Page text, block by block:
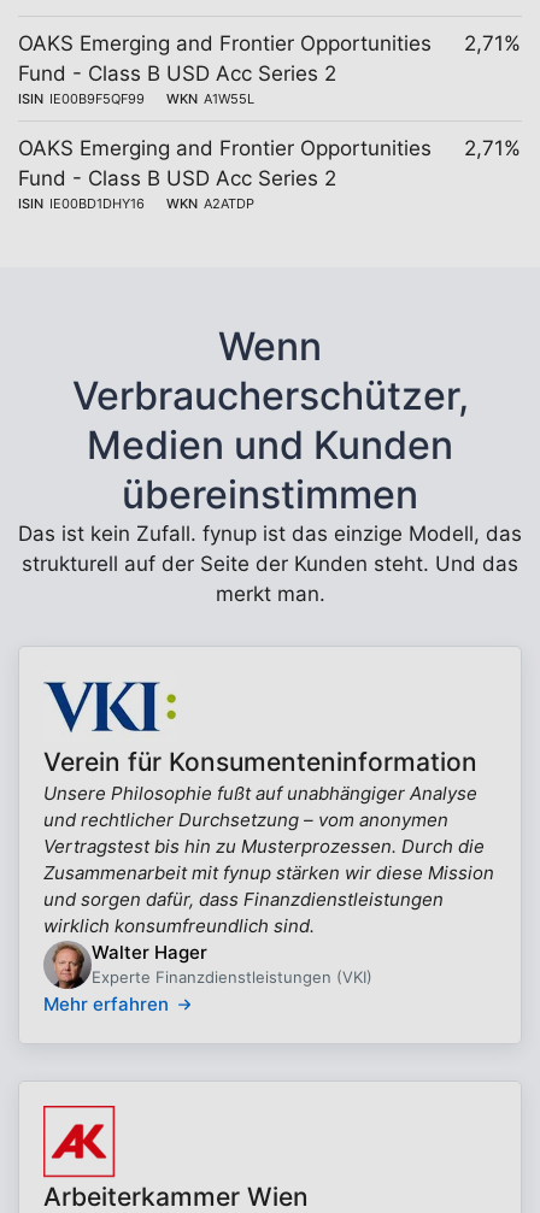
OAKS Emerging and Frontier Opportunities
Fund - Class B USD Acc Series 2
ISIN IE00B9F5QF99 WKN A1W55L
2,71%
OAKS Emerging and Frontier Opportunities
Fund - Class B USD Acc Series 2
ISIN IE00BD1DHY16 WKN A2ATDP
2,71%
Wenn
Verbraucherschützer,
Medien und Kunden
übereinstimmen
Das ist kein Zufall. fynup ist das einzige Modell, das
strukturell auf der Seite der Kunden steht. Und das
merkt man.
Verein für Konsumenteninformation
Unsere Philosophie fußt auf unabhängiger Analyse
und rechtlicher Durchsetzung – vom anonymen
Vertragstest bis hin zu Musterprozessen. Durch die
Zusammenarbeit mit fynup stärken wir diese Mission
und sorgen dafür, dass Finanzdienstleistungen
wirklich konsumfreundlich sind.
Walter Hager
Experte Finanzdienstleistungen (VKI)
Mehr erfahren
Arbeiterkammer Wien